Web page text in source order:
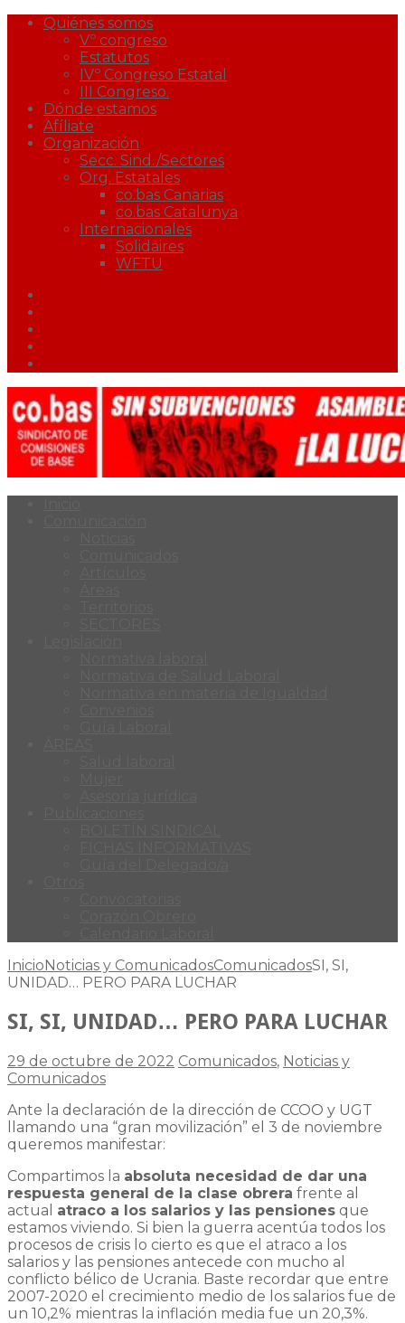
Quiénes somos
Vº congreso
Estatutos
IVº Congreso Estatal
III Congreso.
Dónde estamos
Afíliate
Organización
Secc. Sind./Sectores
Org. Estatales
co.bas Canarias
co.bas Catalunya
Internacionales
Solidaires
WFTU
InicioNoticias y ComunicadosComunicadosSI, SI,
UNIDAD… PERO PARA LUCHAR
SI, SI, UNIDAD… PERO PARA LUCHAR
29 de octubre de 2022 Comunicados, Noticias y
Comunicados
Ante la declaración de la dirección de CCOO y UGT
llamando una “gran movilización” el 3 de noviembre
queremos manifestar:
Compartimos la absoluta necesidad de dar una
respuesta general de la clase obrera frente al
actual atraco a los salarios y las pensiones que
estamos viviendo. Si bien la guerra acentúa todos los
procesos de crisis lo cierto es que el atraco a los
salarios y las pensiones antecede con mucho al
conflicto bélico de Ucrania. Baste recordar que entre
2007-2020 el crecimiento medio de los salarios fue de
un 10,2% mientras la inflación media fue un 20,3%.